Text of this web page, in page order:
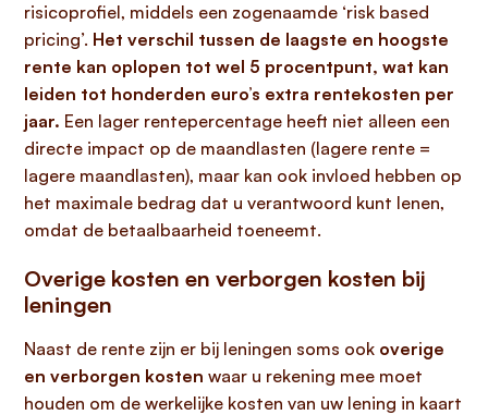
risicoprofiel, middels een zogenaamde ‘risk based
pricing’. Het verschil tussen de laagste en hoogste
rente kan oplopen tot wel 5 procentpunt, wat kan
leiden tot honderden euro’s extra rentekosten per
jaar. Een lager rentepercentage heeft niet alleen een
directe impact op de maandlasten (lagere rente =
lagere maandlasten), maar kan ook invloed hebben op
het maximale bedrag dat u verantwoord kunt lenen,
omdat de betaalbaarheid toeneemt.
Overige kosten en verborgen kosten bij
leningen
Naast de rente zijn er bij leningen soms ook overige
en verborgen kosten waar u rekening mee moet
houden om de werkelijke kosten van uw lening in kaart